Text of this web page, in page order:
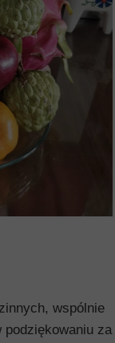
wspólnie
za